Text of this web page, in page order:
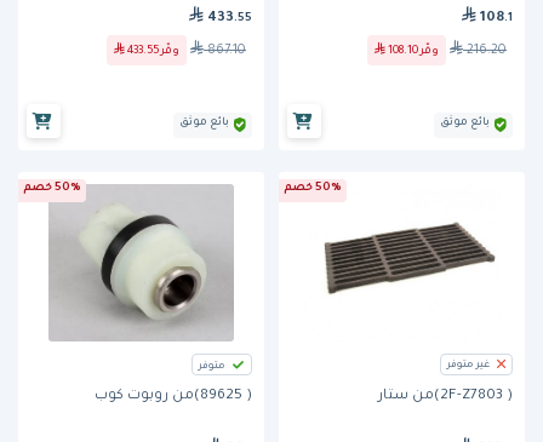
108.1
216.20 وفّر 108.10
بائع موثق
433 .55
867.10 وفّر 433.55
بائع موثق
50% خصم
غير متوفر
( 2F-Z7803)من ستار
50% خصم
متوفر
( 89625)من روبوت كوب